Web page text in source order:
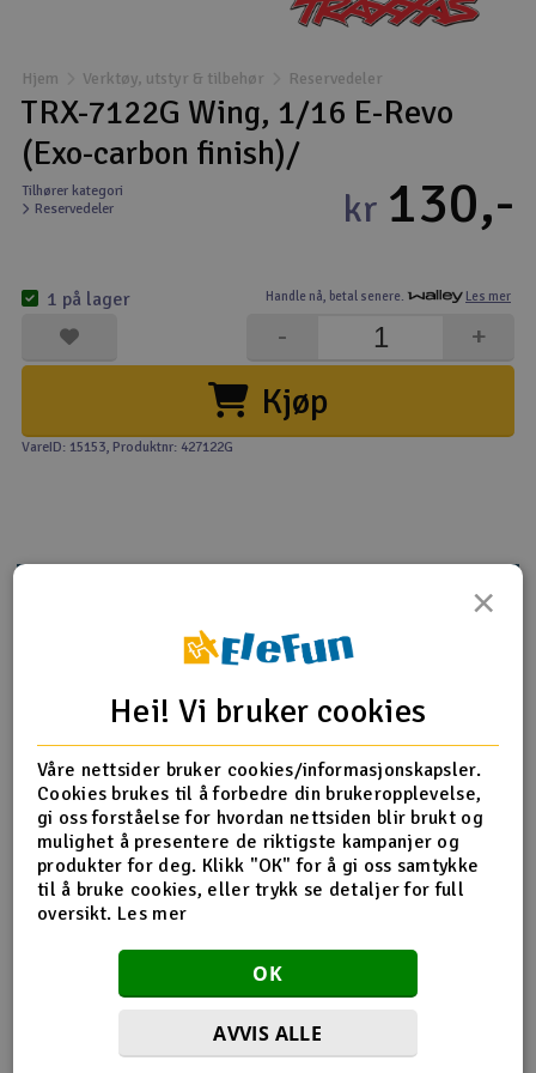
Droner
Droner for FPV
Fly
Helikopter
Kamerautstyr
Modellbygging, LEGO & byggesett
Modelljernbane
Radioutstyr
Raketter
Smarthjem, lek & hobby
Solenergi
Sparkesykler & elkjøretøy
Verktøy, utstyr & tilbehør
Gavekort
Hjem Verktøy, utstyr & tilbehør Reservedeler
TRX-7122G Wing, 1/16 E-Revo
(Exo-carbon finish)/
Tilhører kategori
Reservedeler
Handle nå, betal senere. Les mer
kr 130,-
Kjøp
+
-
1 på lager
VareID: 15153, Produktnr: 427122G
Produktinformasjon
Wing, 1/16 E-Revo (Exo-carbon finish)/ decal sheet
Flere detaljer
Produktet er
Traxxas E-Revo 1/16 4WD Brushed
RTR - Green
Traxxas E-Revo 1/16 4WD Brushed
RTR TQ - Blue
×
Hei! Vi bruker cookies
Våre nettsider bruker cookies/informasjonskapsler.
Cookies brukes til å forbedre din brukeropplevelse,
gi oss forståelse for hvordan nettsiden blir brukt og
mulighet å presentere de riktigste kampanjer og
produkter for deg. Klikk "OK" for å gi oss samtykke
til å bruke cookies, eller trykk se detaljer for full
oversikt. Les mer
OK
AVVIS ALLE